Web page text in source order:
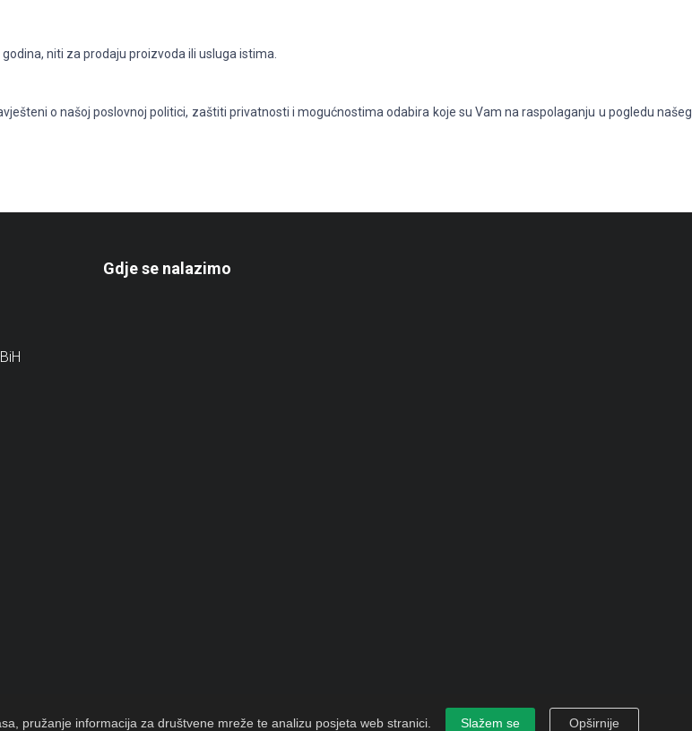
niti za prodaju proizvoda ili usluga istima.
o našoj poslovnoj politici, zaštiti privatnosti i mogućnostima odabira koje su Vam na raspolaganju u pogledu našeg
Gdje se nalazimo
pružanje informacija za društvene mreže te analizu posjeta web stranici. Slažem se Opširnije